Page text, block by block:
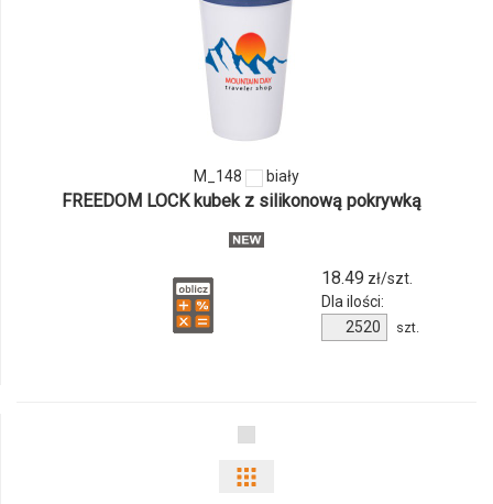
ilości
produktu
M_148
M_148 biały
FREEDOM LOCK kubek z silikonową pokrywką
18.49 zł/szt.
Dla ilości:
Ilość
produktu
szt.